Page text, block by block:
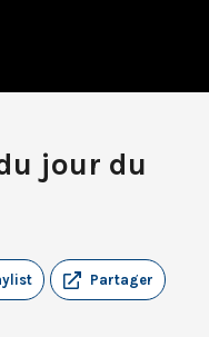
jour du
Partager